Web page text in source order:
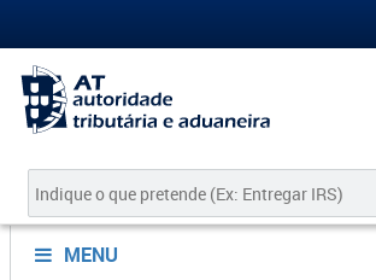
MENU